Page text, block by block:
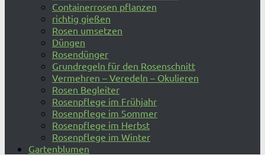
Containerrosen pflanzen
richtig gießen
Rosen umsetzen
Düngen
Rosendünger
Grundregeln für den Rosenschnitt
Vermehren – Veredeln – Okulieren
Rosen Begleiter
Rosenpflege im Frühjahr
Rosenpflege im Sommer
Rosenpflege im Herbst
Rosenpflege im Winter
Gartenblumen